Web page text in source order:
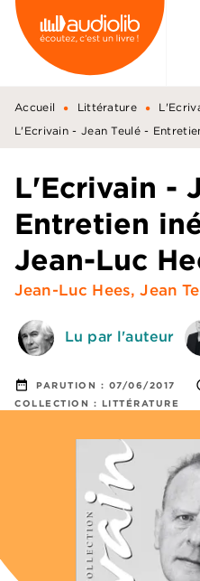
MENU RECHERCHE
PIED DE PAGE
Accueil • Littérature •
L'Ecrivain - Jean Teulé -
L'Ecrivain -
Entretien
Jean-Luc
Jean-Luc Hees,Jean
Lu par l'auteur
date_range PARUTION : 07/06/2017
COLLECTION : LITTÉRATURE